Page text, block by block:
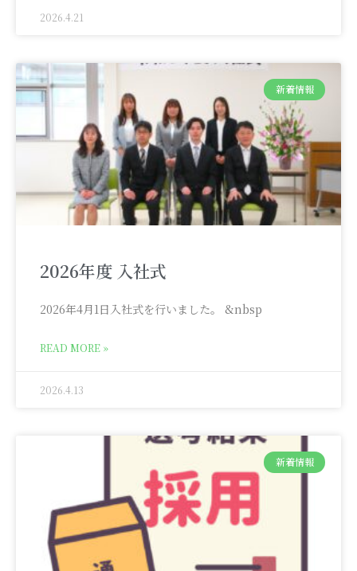
2026.4.21
新着情報
2026年度 入社式
2026年4月1日入社式を行いました。 &nbsp
READ MORE »
2026.4.13
新着情報